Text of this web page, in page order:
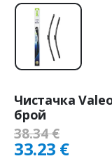
Чистачка
брой
38.34€
33.23 €